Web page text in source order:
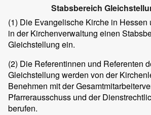
Stabsbereich
(1) Die Evangelische Kirche in Hessen
in der Kirchenverwaltung einen
Gleichstellung ein.
(2) Die Referentinnen und Referenten
Gleichstellung werden von der
Benehmen mit der
Pfarrerausschuss und der
berufen.